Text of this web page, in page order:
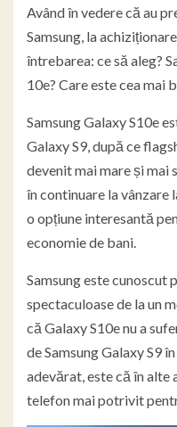
Având în vedere că au
Samsung, la
întrebarea: ce să aleg?
10e? Care este cea mai
Samsung Galaxy S10e
Galaxy S9, după ce
devenit mai mare și mai
în continuare la vânzare
o opțiune interesantă
economie de bani.
Samsung este cunoscut
spectaculoase de la un
că Galaxy S10e nu a
de Samsung Galaxy S9
adevărat, este că în alte
telefon mai potrivit